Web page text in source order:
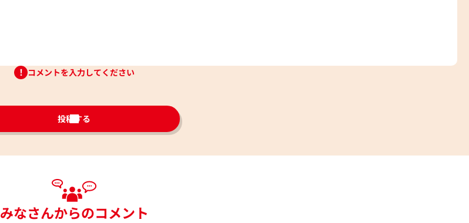
コメントを入力してください
投稿する
みなさんからのコメント